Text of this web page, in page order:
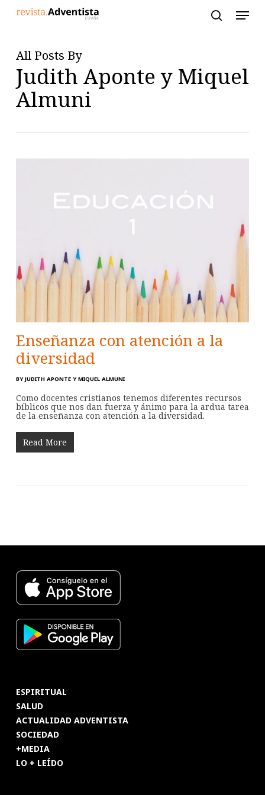
contentAll Posts By
Judith Aponte y Miquel
Almuni
Enseñanza con atención a la
diversidad
BY JUDITH APONTE Y MIQUEL ALMUNI
Como docentes cristianos tenemos diferentes recursos
bíblicos que nos dan fuerza y ánimo para la ardua tarea
de la enseñanza con atención a la diversidad.
Read More
ESPIRITUAL
SALUD
ACTUALIDAD ADVENTISTA
SOCIEDAD
+MEDIA
LO + LEÍDO